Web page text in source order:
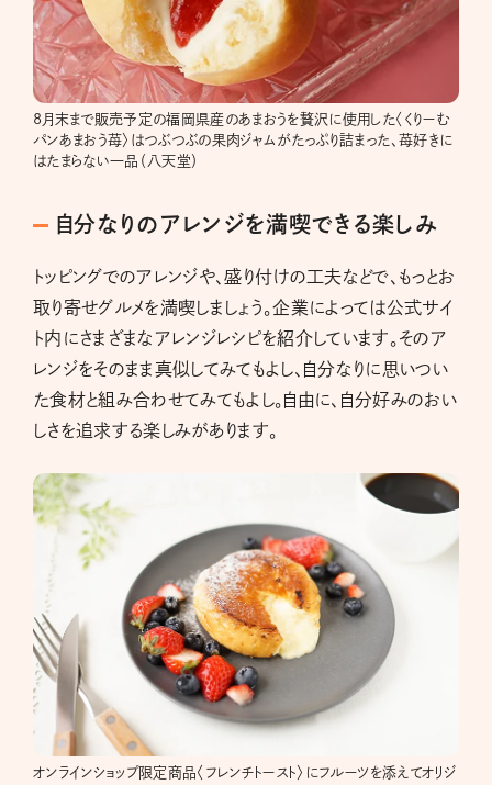
8月末まで販売予定の福岡県産のあまおうを贅沢に使用した〈くりーむ
パンあまおう苺〉はつぶつぶの果肉ジャムがたっぷり詰まった、苺好きに
はたまらない一品（八天堂）
自分なりのアレンジを満喫できる楽しみ
トッピングでのアレンジや、盛り付けの工夫などで、もっとお
取り寄せグルメを満喫しましょう。企業によっては公式サイ
ト内にさまざまなアレンジレシピを紹介しています。そのア
レンジをそのまま真似してみてもよし、自分なりに思いつい
た食材と組み合わせてみてもよし。自由に、自分好みのおい
しさを追求する楽しみがあります。
オンラインショップ限定商品〈フレンチトースト〉にフルーツを添えてオリジ